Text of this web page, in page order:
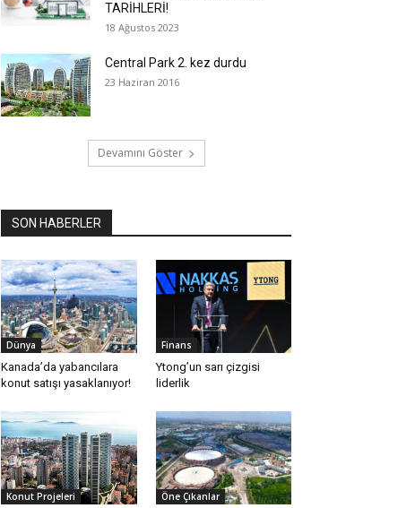
TARİHLERİ!
18 Ağustos 2023
Central Park 2. kez durdu
23 Haziran 2016
Devamını Göster
SON HABERLER
Dünya
Kanada’da yabancılara
konut satışı yasaklanıyor!
Finans
Ytong’un sarı çizgisi
liderlik
Konut Projeleri Öne Çıkanlar